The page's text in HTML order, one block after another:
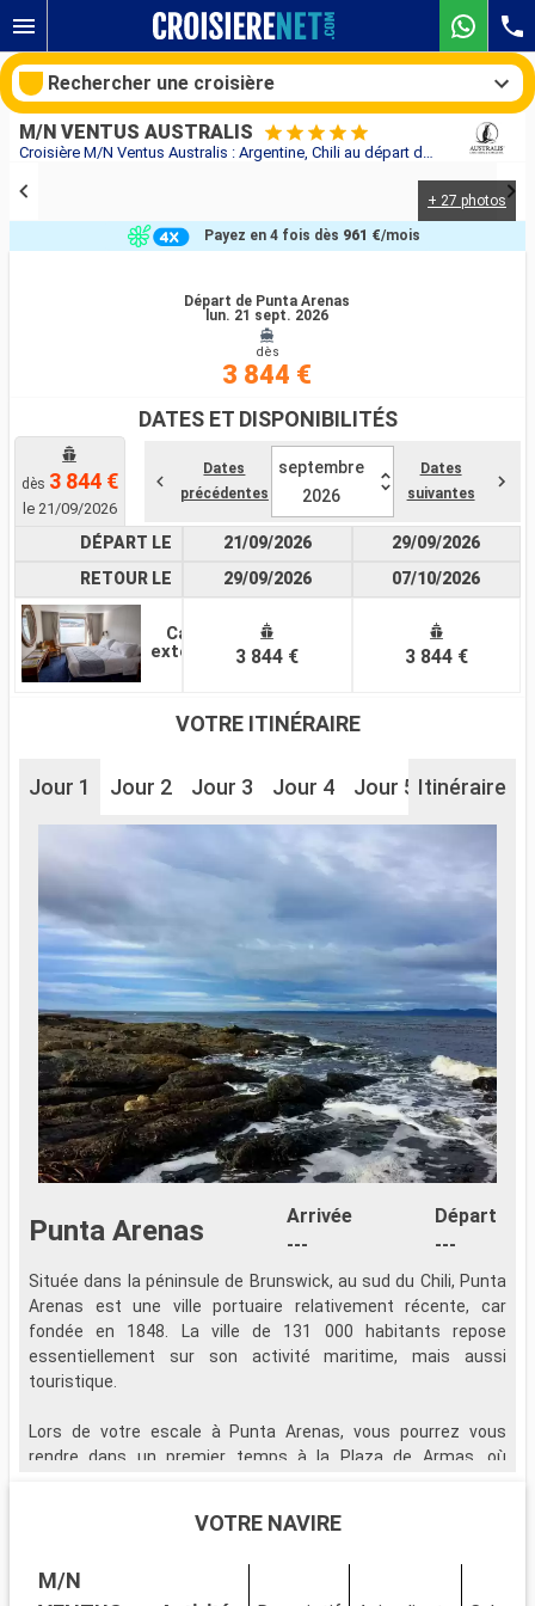
Croisière M/N Ventus Australis : Argentine, Chili au départ de Punta Arenas
M/N VENTUS AUSTRALIS
+ 27 photos
Départ de Punta Arenas
lun. 21 sept. 2026
dès
3 844 €
Payez en 4 fois dès 961 €/mois
DATES ET DISPONIBILITÉS
dès 3 844 €
le 21/09/2026
Dates
précédentes
septembre
2026
Dates
suivantes
DÉPART LE
RETOUR LE
Cabine
extérieure
21/09/2026
29/09/2026
3 844 €
29/09/2026
07/10/2026
3 844 €
VOTRE ITINÉRAIRE
Jour 1 Jour 2 Jour 3 Jour 4 Jour 5 Jour 6
Itinéraire
Punta Arenas
Arrivée
---
Départ
---
Située dans la péninsule de Brunswick, au sud du Chili, Punta
Arenas est une ville portuaire relativement récente, car
fondée en 1848. La ville de 131 000 habitants repose
essentiellement sur son activité maritime, mais aussi
touristique.
Lors de votre escale à Punta Arenas, vous pourrez vous
rendre dans un premier temps à la Plaza de Armas, où
Pantagonie, un Ona, qui, selon la légende, vous ramènera dans
compacte et active qui se visite entièrement à pied, Punta
VOTRE NAVIRE
M/N
Rechercher une croisière
Compagnies
Rechercher